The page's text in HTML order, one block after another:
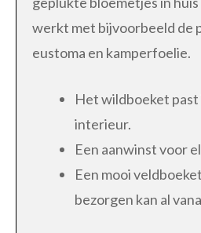
werkt met bijvoorbeeld de
eustoma en kamperfoelie.
Het wildboeket
interieur.
Een aanwinst voor
Een mooi
bezorgen kan al